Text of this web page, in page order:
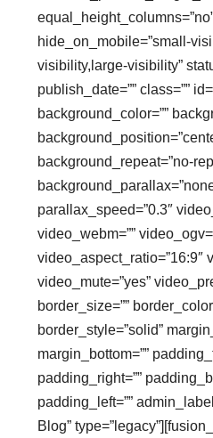
hide_on_mobile=”small-
visibility,large-visibility”
publish_date=”” class=””
background_color=””
background_repeat=”no-
parallax_speed=”0.3″
video_webm=””
video_aspect_ratio=”16:9″
video_mute=”yes”
border_size=””
border_style=”solid”
margin_bottom=””
padding_right=””
padding_left=””
Blog”